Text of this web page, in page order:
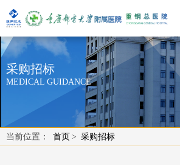
采购招标
MEDICAL GUIDANCE
当前位置： 首页 > 采购招标